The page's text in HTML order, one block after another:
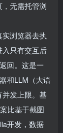
，无需托管浏
浏览器去执
只有交互后
回。这是一
和LLM（大语
发上限。基
比基于截图
开发，数据